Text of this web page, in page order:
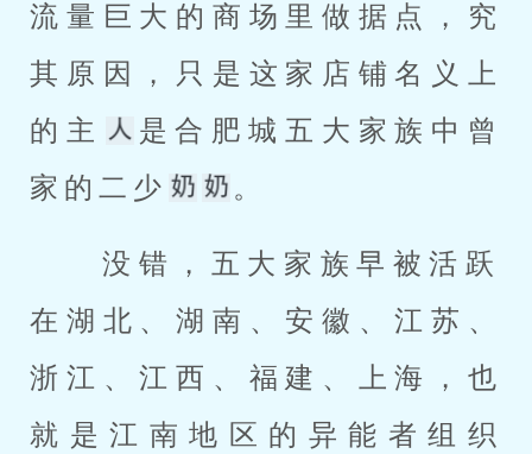
流量巨大的商场里做据点，究
其原因，只是这家店铺名义上
的主
是合肥城五大家族中曾
家的二少
。
在湖北、湖南、安徽、江苏、
浙江、江西、福建、上海，也
就是江南地区的异能者组织